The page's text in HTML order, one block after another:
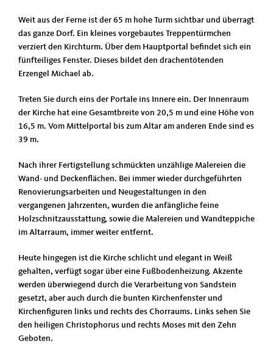
Weit aus der Ferne ist der 65 m hohe Turm sichtbar und überragt
das ganze Dorf. Ein kleines vorgebautes Treppentürmchen
verziert den Kirchturm. Über dem Hauptportal befindet sich ein
fünfteiliges Fenster. Dieses bildet den drachentötenden
Erzengel Michael ab.
Treten Sie durch eins der Portale ins Innere ein. Der Innenraum
der Kirche hat eine Gesamtbreite von 20,5 m und eine Höhe von
16,5 m. Vom Mittelportal bis zum Altar am anderen Ende sind es
39 m.
Nach ihrer Fertigstellung schmückten unzählige Malereien die
Wand- und Deckenflächen. Bei immer wieder durchgeführten
Renovierungsarbeiten und Neugestaltungen in den
vergangenen Jahrzenten, wurden die anfängliche feine
Holzschnitzausstattung, sowie die Malereien und Wandteppiche
im Altarraum, immer weiter entfernt.
Heute hingegen ist die Kirche schlicht und elegant in Weiß
gehalten, verfügt sogar über eine Fußbodenheizung. Akzente
werden überwiegend durch die Verarbeitung von Sandstein
gesetzt, aber auch durch die bunten Kirchenfenster und
Kirchenfiguren links und rechts des Chorraums. Links sehen Sie
den heiligen Christophorus und rechts Moses mit den Zehn
Geboten.